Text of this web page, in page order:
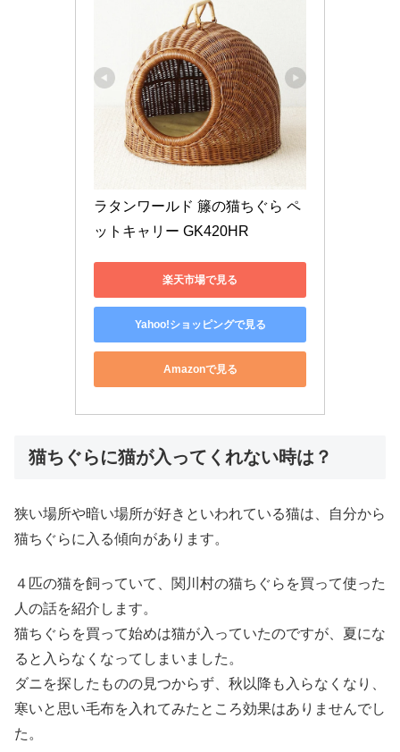
ラタンワールド 籐の猫ちぐら ペ
ットキャリー GK420HR
楽天市場で見る
Yahoo!ショッピングで見る
Amazonで見る
猫ちぐらに猫が入ってくれない時は？
狭い場所や暗い場所が好きといわれている猫は、自分から
猫ちぐらに入る傾向があります。
４匹の猫を飼っていて、関川村の猫ちぐらを買って使った
人の話を紹介します。
猫ちぐらを買って始めは猫が入っていたのですが、夏にな
ると入らなくなってしまいました。
ダニを探したものの見つからず、秋以降も入らなくなり、
寒いと思い毛布を入れてみたところ効果はありませんでし
た。